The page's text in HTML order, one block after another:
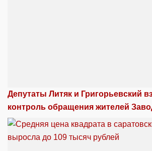
Депутаты Литяк и Григорьевский
контроль обращения жителей